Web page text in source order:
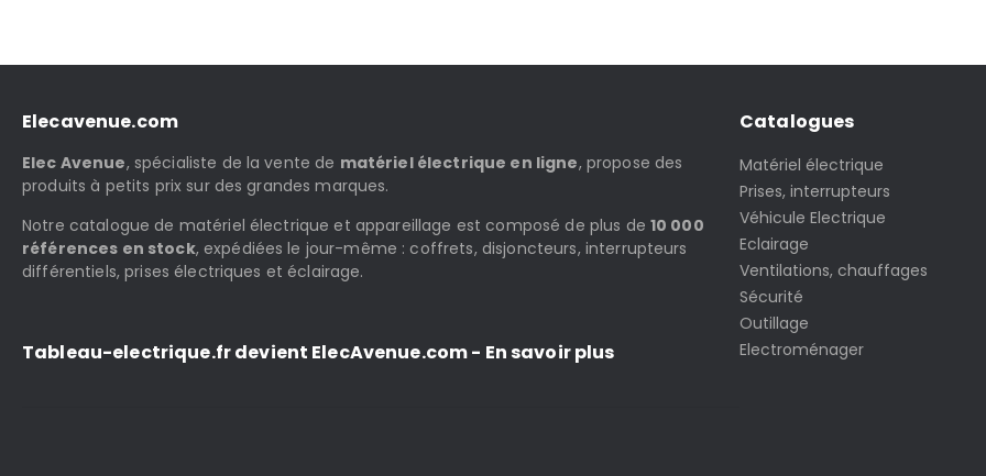
Elecavenue.com
Elec Avenue, spécialiste de la vente de matériel électrique en ligne, propose des
produits à petits prix sur des grandes marques.
Notre catalogue de matériel électrique et appareillage est composé de plus de 10 000
références en stock, expédiées le jour-même : coffrets, disjoncteurs, interrupteurs
différentiels, prises électriques et éclairage.
Tableau-electrique.fr devient ElecAvenue.com - En savoir plus
Catalogues
Matériel électrique
Prises, interrupteurs
Véhicule Electrique
Eclairage
Ventilations, chauffages
Sécurité
Outillage
Electroménager